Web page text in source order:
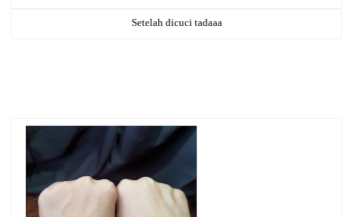
Setelah dicuci tadaaa